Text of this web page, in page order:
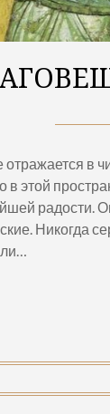
в
в этой
радости.
Никогда